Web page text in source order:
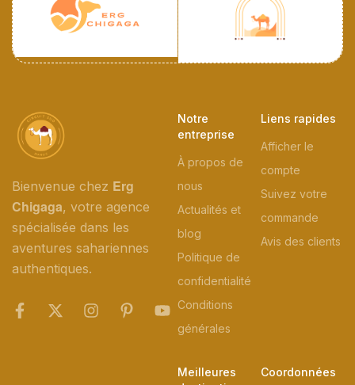
Bienvenue chez Erg
Chigaga, votre agence
spécialisée dans les
aventures sahariennes
authentiques.
Notre
entreprise
À propos de
nous
Actualités et
blog
Politique de
confidentialité
Conditions
générales
Liens rapides
Afficher le
compte
Suivez votre
commande
Avis des clients
Meilleures
Coordonnées